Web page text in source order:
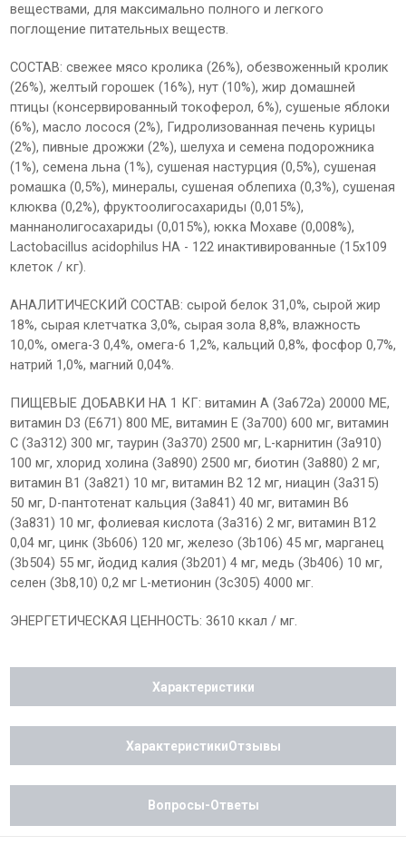
веществами, для максимально полного и легкого
поглощение питательных веществ.
СОСТАВ: свежее мясо кролика (26%), обезвоженный кролик
(26%), желтый горошек (16%), нут (10%), жир домашней
птицы (консервированный токоферол, 6%), сушеные яблоки
(6%), масло лосося (2%), Гидролизованная печень курицы
(2%), пивные дрожжи (2%), шелуха и семена подорожника
(1%), семена льна (1%), сушеная настурция (0,5%), сушеная
ромашка (0,5%), минералы, сушеная облепиха (0,3%), сушеная
клюква (0,2%), фруктоолигосахариды (0,015%),
маннанолигосахариды (0,015%), юкка Мохаве (0,008%),
Lactobacillus acidophilus HA - 122 инактивированные (15x109
клеток / кг).
АНАЛИТИЧЕСКИЙ СОСТАВ: сырой белок 31,0%, сырой жир
18%, сырая клетчатка 3,0%, сырая зола 8,8%, влажность
10,0%, омега-3 0,4%, омега-6 1,2%, кальций 0,8%, фосфор 0,7%,
натрий 1,0%, магний 0,04%.
ПИЩЕВЫЕ ДОБАВКИ НА 1 КГ: витамин A (3a672a) 20000 МЕ,
витамин D3 (E671) 800 МЕ, витамин E (3a700) 600 мг, витамин
C (3a312) 300 мг, таурин (3a370) 2500 мг, L-карнитин (3a910)
100 мг, хлорид холина (3a890) 2500 мг, биотин (3a880) 2 мг,
витамин B1 (3a821) 10 мг, витамин B2 12 мг, ниацин (3a315)
50 мг, D-пантотенат кальция (3a841) 40 мг, витамин B6
(3a831) 10 мг, фолиевая кислота (3a316) 2 мг, витамин B12
0,04 мг, цинк (3b606) 120 мг, железо (3b106) 45 мг, марганец
(3b504) 55 мг, йодид калия (3b201) 4 мг, медь (3b406) 10 мг,
селен (3b8,10) 0,2 мг L-метионин (3c305) 4000 мг.
ЭНЕРГЕТИЧЕСКАЯ ЦЕННОСТЬ: 3610 ккал / мг.
Характеристики
ХарактеристикиОтзывы
Вопросы-Ответы